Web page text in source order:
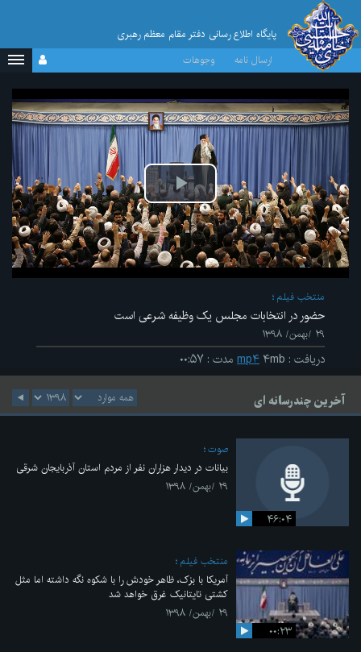
پایگاه اطلاع رسانی دفتر مقام معظم رهبری
ارسال نامه
وجوهات
پخش
ویدیو
منتخب فیلم
حضور در انتخابات مجلس یک وظیفه شرعی است
۲۹ /بهمن/ ۱۳۹۸
دریافت : mp۴ ۴mb مدت : ۰۰:۵۷
آخرین چندرسانه ای
۴۶:۰۴
صوت
بیانات در دیدار هزاران نفر از مردم استان آذربایجان شرقی
۲۹ /بهمن/ ۱۳۹۸
۰۰:۲۳
منتخب فیلم
آمریکا با بزک، ظاهر خودش را با شکوه نگه داشته اما مثل
کشتی تایتانیک غرق خواهد شد
۲۹ /بهمن/ ۱۳۹۸